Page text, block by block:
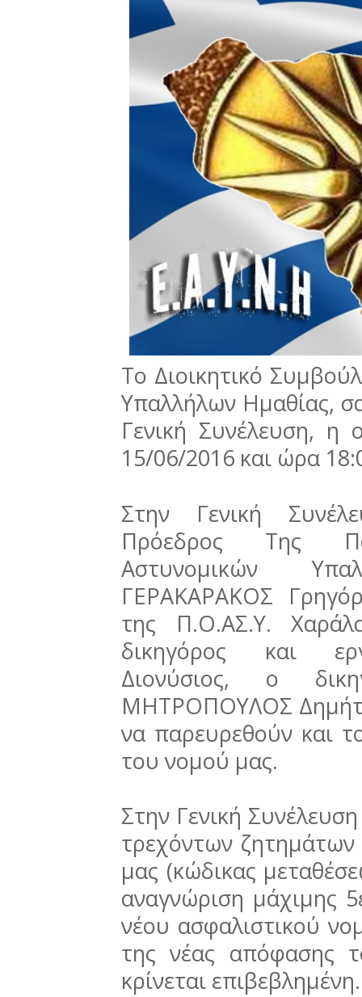
Το Διοικητικό
Υπαλλήλων Ημαθίας,
Γενική Συνέλευση, η
15/06/2016 και ώρα
Στην Γενική
Πρόεδρος Της
Αστυνομικών
ΓΕΡΑΚΑΡΑΚΟΣ
της Π.Ο.ΑΣ.Υ.
δικηγόρος και
Διονύσιος, ο
ΜΗΤΡΟΠΟΥΛΟΣ
να παρευρεθούν και
του νομού μας.
Στην Γενική
τρεχόντων
μας (κώδικας
αναγνώριση μάχιμης
νέου ασφαλιστικού
της νέας απόφασης
κρίνεται επιβεβλημένη.